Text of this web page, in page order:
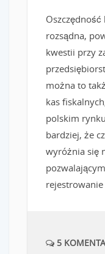
Oszczędność
rozsądna,
kwestii przy
można to
kas
polskim
bardziej, że
wyróżnia się
rejestrowanie
5